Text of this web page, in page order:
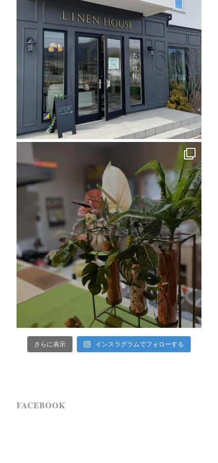
さらに表示 インスラグラムでフォローする
FACEBOOK